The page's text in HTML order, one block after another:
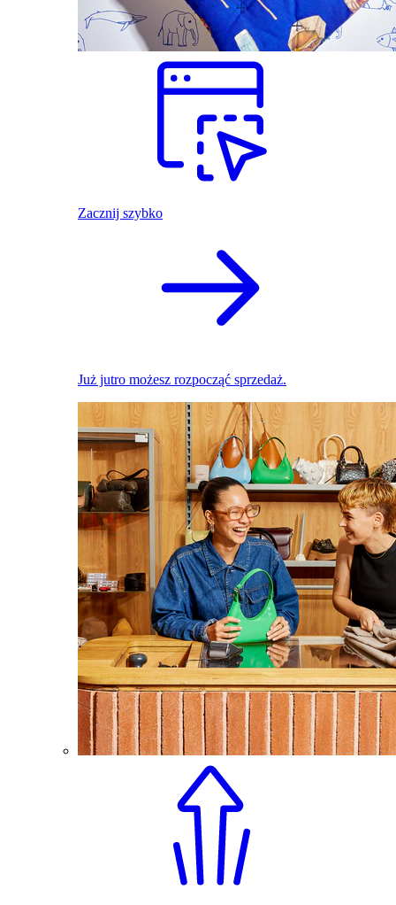
Zacznij szybko
Już jutro możesz rozpocząć sprzedaż.